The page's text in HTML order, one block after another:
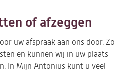
of afzeggen
uw afspraak aan ons door. Zo
en kunnen wij in uw plaats
In Mijn Antonius kunt u veel